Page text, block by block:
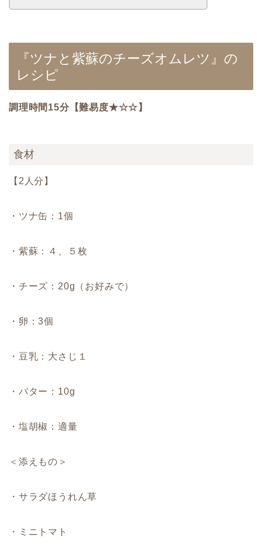
『ツナと紫蘇のチーズオムレツ』の
レシピ
調理時間15分【難易度★☆☆】
食材
【2人分】
・ツナ缶：1個
・紫蘇：４、５枚
・チーズ：20g（お好みで）
・卵：3個
・豆乳：大さじ１
・バター：10g
・塩胡椒：適量
＜添えもの＞
・サラダほうれん草
・ミニトマト